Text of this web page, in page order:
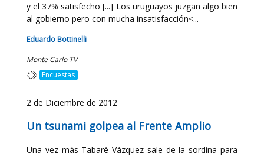
y el 37% satisfecho [...] Los uruguayos juzgan algo bien
al gobierno pero con mucha insatisfacción<...
Eduardo Bottinelli
Monte Carlo TV
Encuestas
2 de Diciembre de 2012
Un tsunami golpea al Frente Amplio
Una vez más Tabaré Vázquez sale de la sordina para